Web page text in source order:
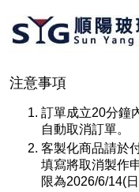
注意事項
訂單成立20分鐘
自動取消訂單。
客製化商品請於
填寫將取消製作
限為2026/6/14(日